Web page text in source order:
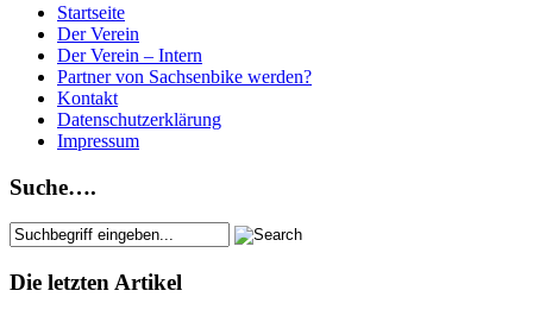
Startseite
Der Verein
Der Verein – Intern
Partner von Sachsenbike werden?
Kontakt
Datenschutzerklärung
Impressum
Suche….
Die letzten Artikel